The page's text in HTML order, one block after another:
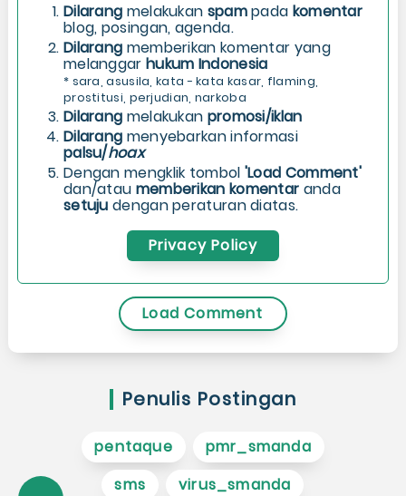
Dilarang melakukan spampada komentar
blog, posingan, agenda.
Dilarang memberikan komentar yang
melanggar hukum Indonesia
* sara, asusila, kata - kata kasar, flaming,
prostitusi, perjudian, narkoba
Dilarang melakukan promosi/iklan
Dilarang menyebarkan informasi
palsu/hoax
Dengan mengklik tombol 'Load Comment'
dan/atau memberikan komentar anda
setuju dengan peraturan diatas.
Privacy Policy
Load Comment
Penulis Postingan
pentaque
pmr_smanda
sms
virus_smanda